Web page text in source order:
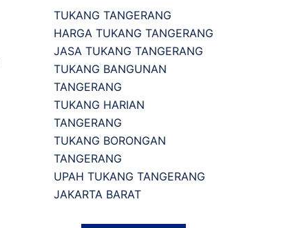
TUKANG TANGERANG
HARGA TUKANG TANGERANG
JASA TUKANG TANGERANG
TUKANG BANGUNAN
TANGERANG
TUKANG HARIAN
TANGERANG
TUKANG BORONGAN
TANGERANG
UPAH TUKANG TANGERANG
JAKARTA BARAT